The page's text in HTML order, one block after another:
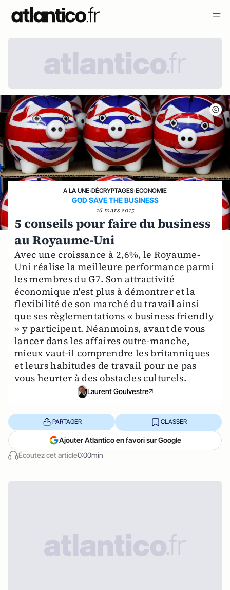
A LA UNE›DÉCRYPTAGES›ECONOMIE
GOD SAVE THE BUSINESS
16 mars 2015
5 conseils pour faire du business
au Royaume-Uni
Avec une croissance à 2,6%, le Royaume-
Uni réalise la meilleure performance parmi
les membres du G7. Son attractivité
économique n'est plus à démontrer et la
flexibilité de son marché du travail ainsi
que ses règlementations « business friendly
» y participent. Néanmoins, avant de vous
lancer dans les affaires outre-manche,
mieux vaut-il comprendre les britanniques
et leurs habitudes de travail pour ne pas
vous heurter à des obstacles culturels.
Laurent Goulvestre
Écoutez cet article0:00min
PARTAGER CLASSER
Ajouter Atlantico en favori sur Google